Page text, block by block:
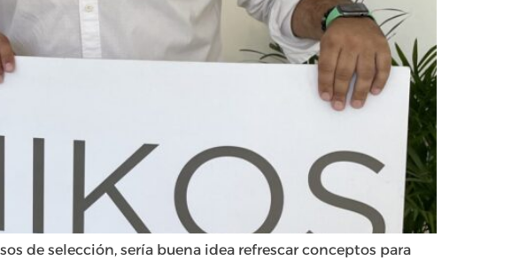
de selección, sería buena idea refrescar conceptos para